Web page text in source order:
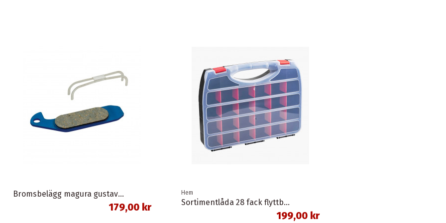
Bromsbelägg magura gustav m organisk union
179,00 kr
Hem
Sortimentlåda 28 fack flyttbara mellanväggar
199,00 kr